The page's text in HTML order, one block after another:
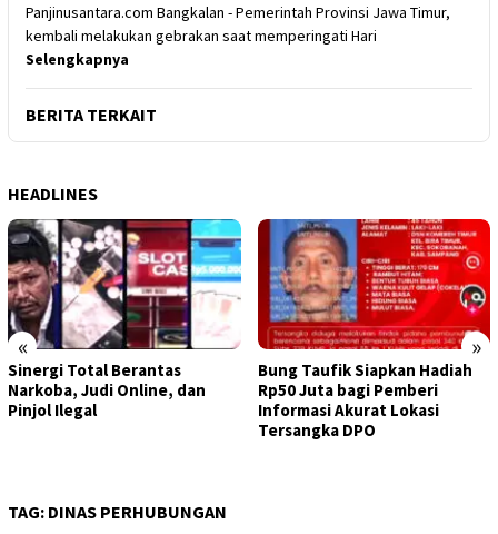
Panjinusantara.com Bangkalan - Pemerintah Provinsi Jawa Timur,
kembali melakukan gebrakan saat memperingati Hari
Selengkapnya
BERITA TERKAIT
HEADLINES
« »
Sinergi Total Berantas
Narkoba, Judi Online, dan
Pinjol Ilegal
Bung Taufik Siapkan Hadiah
Rp50 Juta bagi Pemberi
Informasi Akurat Lokasi
Tersangka DPO
TAG: DINAS PERHUBUNGAN